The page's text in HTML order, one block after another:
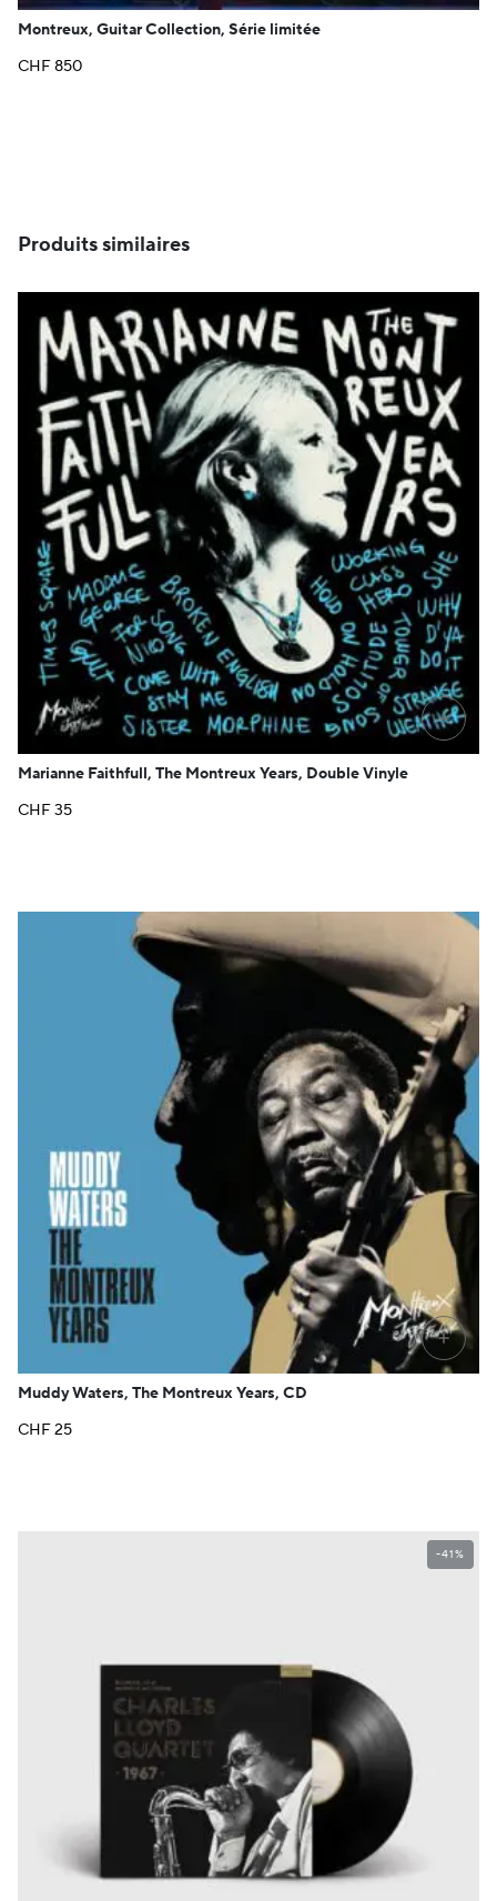
Montreux, Guitar Collection, Série limitée
CHF850
Produits similaires
+
Marianne Faithfull, The Montreux Years, Double Vinyle
CHF35
+
Muddy Waters, The Montreux Years, CD
CHF25
-41%